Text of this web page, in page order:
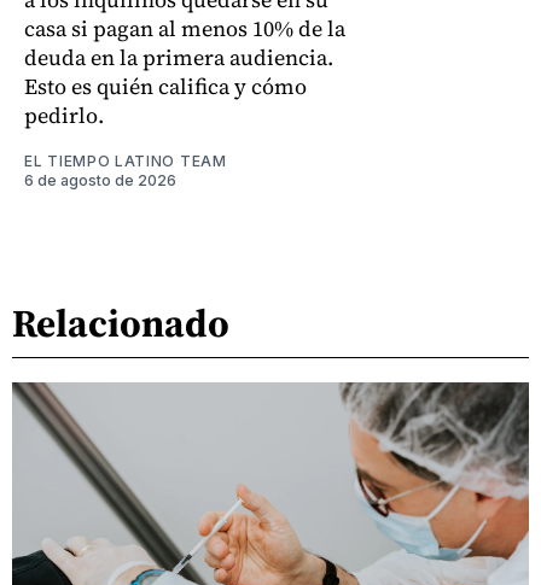
casa si pagan al menos 10% de la
deuda en la primera audiencia.
Esto es quién califica y cómo
pedirlo.
EL TIEMPO LATINO TEAM
6 de agosto de 2026
Relacionado